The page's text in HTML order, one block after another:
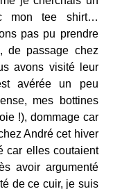
mon tee shirt…
pas pu prendre
de passage chez
avons visité leur
avérée un peu
mes bottines
!), dommage car
André cet hiver
car elles coutaient
avoir argumenté
de ce cuir, je suis